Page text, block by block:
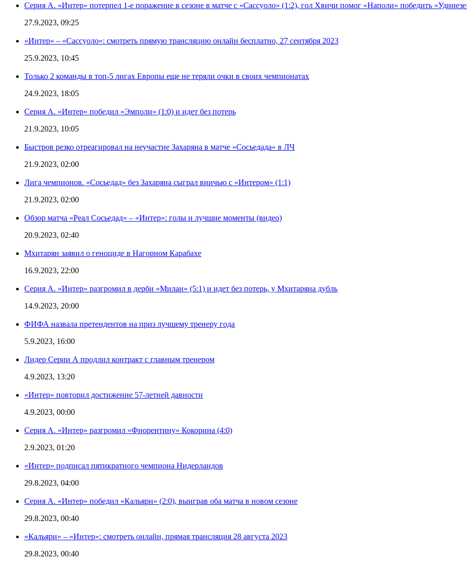
Серия А. «Интер» потерпел 1-е поражение в сезоне в матче с «Сассуоло» (1:2), гол Хвичи помог «Наполи» победить
27.9.2023, 09:25
«Интер» – «Сассуоло»: смотреть прямую трансляцию онлайн бесплатно, 27 сентября 2023
25.9.2023, 10:45
Только 2 команды в топ-5 лигах Европы еще не теряли очки в своих чемпионатах
24.9.2023, 18:05
Серия А. «Интер» победил «Эмполи» (1:0) и идет без потерь
21.9.2023, 10:05
Быстров резко отреагировал на неучастие Захаряна в матче «Сосьедада» в ЛЧ
21.9.2023, 02:00
Лига чемпионов. «Сосьедад» без Захаряна сыграл вничью с «Интером» (1:1)
21.9.2023, 02:00
Обзор матча «Реал Сосьедад» – «Интер»: голы и лучшие моменты (видео)
20.9.2023, 02:40
Мхитарян заявил о геноциде в Нагорном Карабахе
16.9.2023, 22:00
Серия А. «Интер» разгромил в дерби «Милан» (5:1) и идет без потерь, у Мхитаряна дубль
14.9.2023, 20:00
ФИФА назвала претендентов на приз лучшему тренеру года
5.9.2023, 16:00
Лидер Серии А продлил контракт с главным тренером
4.9.2023, 13:20
«Интер» повторил достижение 57-летней давности
4.9.2023, 00:00
Серия А. «Интер» разгромил «Фиорентину» Кокорина (4:0)
2.9.2023, 01:20
«Интер» подписал пятикратного чемпиона Нидерландов
29.8.2023, 04:00
Серия А. «Интер» победил «Кальяри» (2:0), выиграв оба матча в новом сезоне
29.8.2023, 00:40
«Кальяри» – «Интер»: смотреть онлайн, прямая трансляция 28 августа 2023
29.8.2023, 00:40